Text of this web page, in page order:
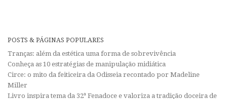
POSTS & PÁGINAS POPULARES
Tranças: além da estética uma forma de sobrevivência
Conheça as 10 estratégias de manipulação midiática
Circe: o mito da feiticeira da Odisseia recontado por Madeline
Miller
Livro inspira tema da 32ª Fenadoce e valoriza a tradição doceira de